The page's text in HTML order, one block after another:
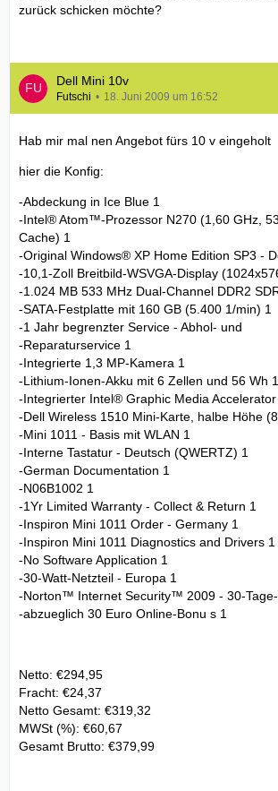
zurück schicken möchte?
Dell Mini 10v
Futschi 18. Juni 2009 um 16:52
Hab mir mal nen Angebot fürs 10 v eingeholt
hier die Konfig:
-Abdeckung in Ice Blue 1
-Intel® Atom™-Prozessor N270 (1,60 GHz,
Cache) 1
-Original Windows® XP Home Edition SP3 -
-10,1-Zoll Breitbild-WSVGA-Display
-1.024 MB 533 MHz Dual-Channel DDR2
-SATA-Festplatte mit 160 GB (5.400 1/min) 1
-1 Jahr begrenzter Service - Abhol- und
-Reparaturservice 1
-Integrierte 1,3 MP-Kamera 1
-Lithium-Ionen-Akku mit 6 Zellen und 56 Wh 1
-Integrierter Intel® Graphic Media Accelerator
-Dell Wireless 1510 Mini-Karte, halbe Höhe
-Mini 1011 - Basis mit WLAN 1
-Interne Tastatur - Deutsch (QWERTZ) 1
-German Documentation 1
-N06B1002 1
-1Yr Limited Warranty - Collect & Return 1
-Inspiron Mini 1011 Order - Germany 1
-Inspiron Mini 1011 Diagnostics and Drivers 1
-No Software Application 1
-30-Watt-Netzteil - Europa 1
-Norton™ Internet Security™ 2009 - 30-Tage-
-abzueglich 30 Euro Online-Bonu s 1
Netto: €294,95
Fracht: €24,37
Netto Gesamt: €319,32
MWSt (%): €60,67
Gesamt Brutto: €379,99